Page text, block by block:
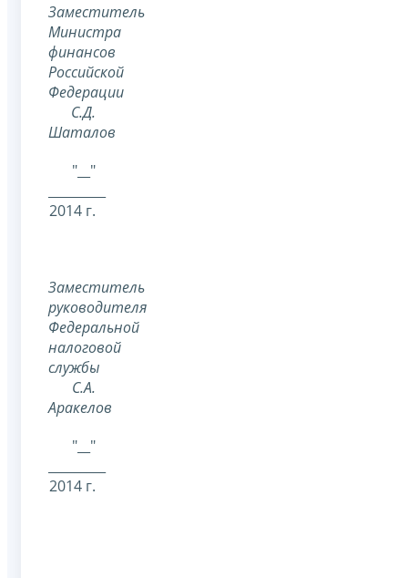
Заместитель
Министра
финансов
Российской
Федерации
С.Д.
Шаталов
"__"
2014 г.
Заместитель
руководителя
Федеральной
налоговой
службы
С.А.
Аракелов
"__"
2014 г.